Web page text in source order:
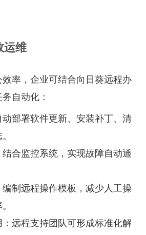
运维
率，企业可结合向日葵远程办
自动化：
部署软件更新、安装补丁、清
合监控系统，实现故障自动通
制远程操作模板，减少人工操
远程支持团队可形成标准化解